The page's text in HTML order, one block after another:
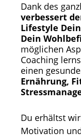
Dank des
verbessert
Lifestyle
Dein
möglichen
Coaching
einen
Ernährung,
Du erhältst
Motivation